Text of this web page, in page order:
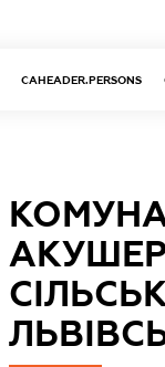
CAHEADER.PERSONS